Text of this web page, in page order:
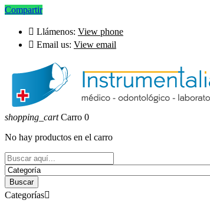
Compartir
 Llámenos: View phone
 Email us: View email
shopping_cart Carro 0
No hay productos en el carro
Buscar
Categorías